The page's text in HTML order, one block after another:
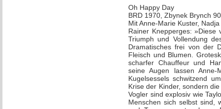
Oh Happy Day
BRD 1970, Zbynek Brynch
Mit Anne-Marie Kuster, Nadja
Rainer Knepperges: »Diese
Triumph und Vollendung
Dramatisches frei von der
Fleisch und Blumen.
scharfer Chauffeur und
seine Augen lassen
Kugelsessels schwitzend
Krise der Kinder, sondern
Vogler sind explosiv wie
Menschen sich selbst sind,